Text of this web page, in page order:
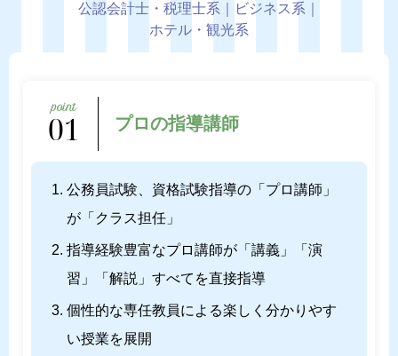
公認会計士・税理士系｜ビジネス系｜
ホテル・観光系
01 プロの指導講師
公務員試験、資格試験指導の「プロ講師」
が「クラス担任」
指導経験豊富なプロ講師が「講義」「演
習」「解説」すべてを直接指導
個性的な専任教員による楽しく分かりやす
い授業を展開